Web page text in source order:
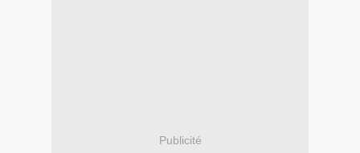
Publicité